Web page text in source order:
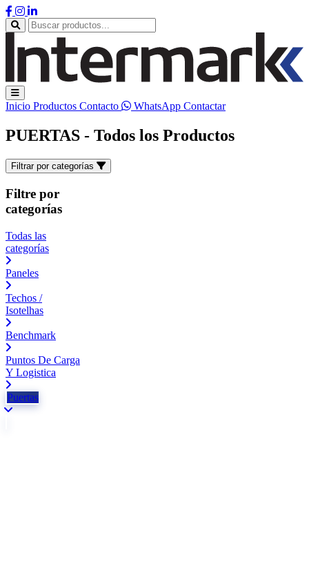
Inicio Productos Contacto WhatsApp Contactar
PUERTAS - Todos los Productos
Filtrar por categorías
Filtre por
categorías
Todas las
categorías
Paneles
Techos /
Isotelhas
Benchmark
Puntos De Carga
Y Logistica
Puertas